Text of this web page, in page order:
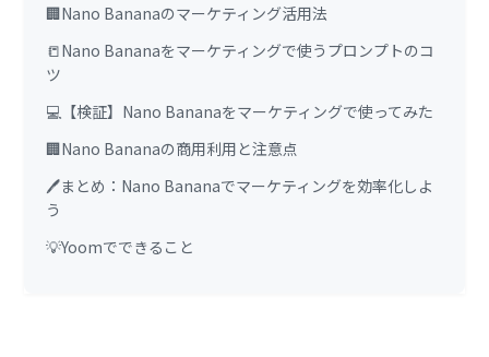
🏢Nano Bananaのマーケティング活用法
📒Nano Bananaをマーケティングで使うプロンプトのコ
ツ
💻【検証】Nano Bananaをマーケティングで使ってみた
🏢Nano Bananaの商用利用と注意点
🖊️まとめ：Nano Bananaでマーケティングを効率化しよ
う
💡Yoomでできること